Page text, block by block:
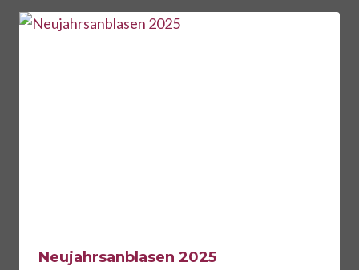
Neujahrsanblasen 2025